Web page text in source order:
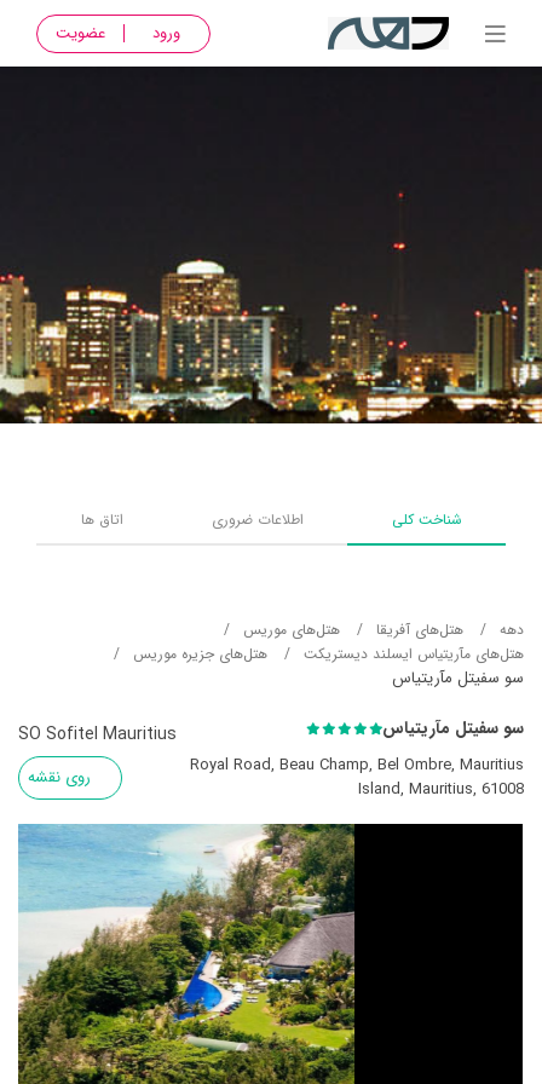
ورود عضویت
شناخت کلی اطلاعات ضروری اتاق ها
دهه هتل‌های آفریقا
هتل‌های موریس
هتل‌های مآریتیاس ایسلند دیستریکت
هتل‌های جزیره موریس
سو سفیتل مآریتیاس
سو سفیتل مآریتیاس SO Sofitel Mauritius
Royal Road, Beau Champ, Bel Ombre, Mauritius
Island, Mauritius, 61008
روی نقشه